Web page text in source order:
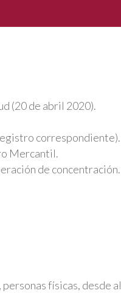
(20 de abril 2020).
correspondiente).
Mercantil.
de concentración.
físicas, desde al